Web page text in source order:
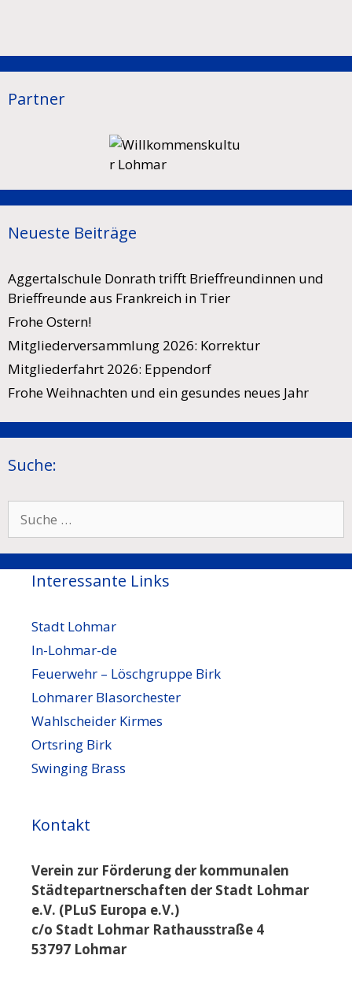
Partner
Neueste Beiträge
Aggertalschule Donrath trifft Brieffreundinnen und
Brieffreunde aus Frankreich in Trier
Frohe Ostern!
Mitgliederversammlung 2026: Korrektur
Mitgliederfahrt 2026: Eppendorf
Frohe Weihnachten und ein gesundes neues Jahr
Suche:
nach:
Interessante Links
Stadt Lohmar
In-Lohmar-de
Feuerwehr – Löschgruppe Birk
Lohmarer Blasorchester
Wahlscheider Kirmes
Ortsring Birk
Swinging Brass
Kontakt
Verein zur Förderung der kommunalen
Städtepartnerschaften der Stadt Lohmar
e.V. (PLuS Europa e.V.)
c/o Stadt Lohmar Rathausstraße 4
53797 Lohmar